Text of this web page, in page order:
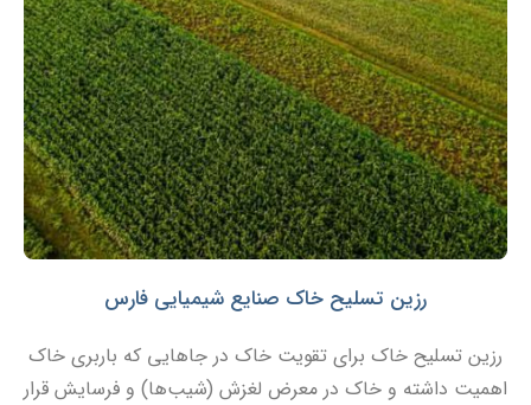
رزین تسلیح خاک صنایع شیمیایی فارس
رزین تسلیح خاک برای تقویت خاک در جاهایی که باربری خاک
اهمیت داشته و خاک در معرض لغزش (شیب‌ها) و فرسایش قرار